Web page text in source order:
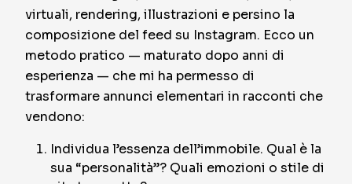
virtuali, rendering, illustrazioni e persino la
composizione del feed su Instagram. Ecco un
metodo pratico — maturato dopo anni di
esperienza — che mi ha permesso di
trasformare annunci elementari in racconti che
vendono:
Individua l’essenza dell’immobile. Qual è la
sua “personalità”? Quali emozioni o stile di